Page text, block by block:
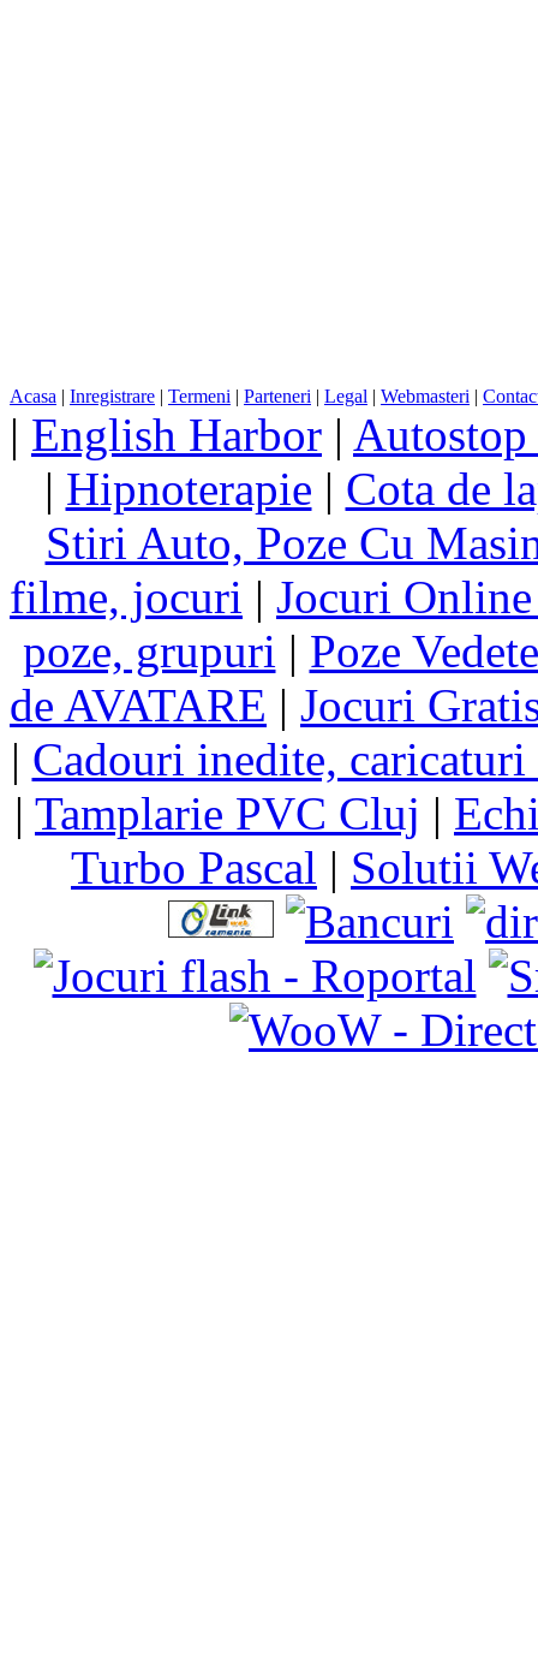
Acasa | Inregistrare | Termeni | Parteneri | Legal | Webmasteri |
| English Harbor |
| Hipnoterapie | Cota de
Stiri Auto, Poze Cu
filme, jocuri | Jocuri
poze, grupuri | Poze
de AVATARE | Jocuri
| Cadouri inedite,
| Tamplarie PVC Cluj |
Turbo Pascal | Solutii